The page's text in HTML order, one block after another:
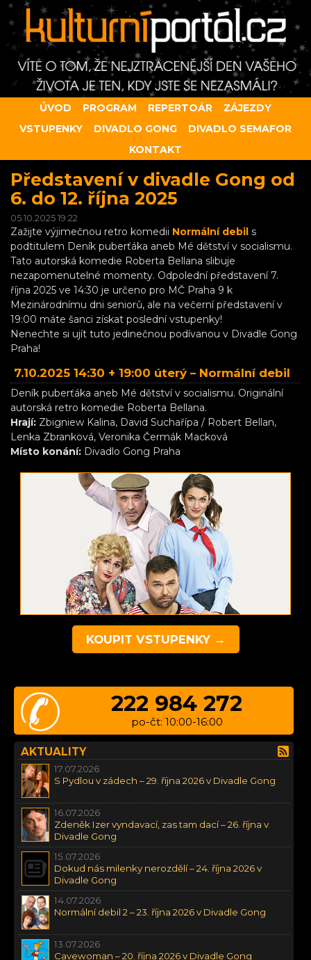
ÚVOD PROGRAM REPERTOÁR
ZÁJEZDY
VSTUPENKY
DIVADLO GONG
DIVADLO SEMAFOR
KONTAKT
Představení v divadle Gong od
6. do 12. října 2025
05.10.2025 19:22
Zažijte výjimečnou retro komedii Normální debil s
podtitulem Deník puberťáka aneb Mé dětství v socialismu.
Tato autorská komedie Roberta Bellana slibuje
nezapomenutelné momenty. Odpolední představení 7.
října 2025 ve 14:30 je určeno pro MČ Praha 9 k
Mezinárodnímu dni seniorů, ale na večerní představení v
19:00 máte šanci získat poslední vstupenky!
Nenechte si ujít tuto jedinečnou podívanou v Divadle Gong
Praha!
7.10.2025 14:30 + 19:00 úterý – Normální debil
Deník puberťáka aneb Mé dětství v socialismu. Originální
autorská retro komedie Roberta Bellana.
Hrají: Zbigniew Kalina, David Suchařípa / Robert Bellan,
Lenka Zbranková, Veronika Čermák Macková
Místo konání: Divadlo Gong Praha
KOUPIT VSTUPENKY →
222 984 272
po-čt: 10:00-16:00
AKTUALITY
17.07.2026
S Pydlou v zádech – 29. října 2026 v Divadle Gong
16.07.2026
Zdeněk Izer vyndavací, zas tam dací – 26. října v
Divadle Gong
15.07.2026
Dokud nás milenky nerozdělí – 24. října 2026 v
Divadle Gong
14.07.2026
Normální debil 2 – 23. října 2026 v Divadle Gong
13.07.2026
Cavewoman – 20. října 2026 v Divadle Gong